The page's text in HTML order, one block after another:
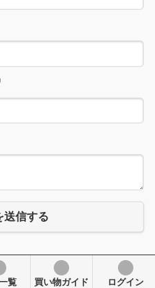
送信する
覧 買い物ガイド ログイン